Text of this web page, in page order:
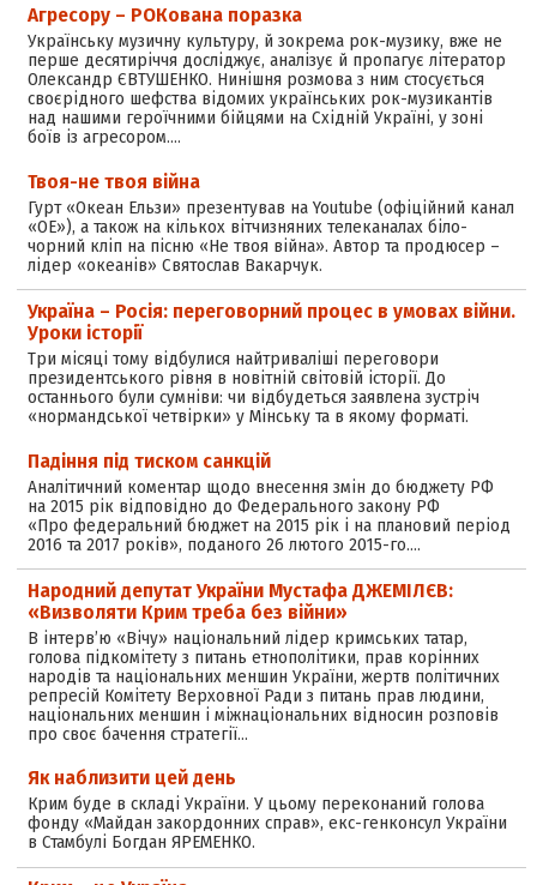
Агресору – РОКована поразка
Українську музичну культуру, й зокрема рок-музику, вже не
перше десятиріччя досліджує, аналізує й пропагує літератор
Олександр ЄВТУШЕНКО. Нинішня розмова з ним стосується
своєрідного шефства відомих українських рок-музикантів
над нашими героїчними бійцями на Східній Україні, у зоні
боїв із агресором.…
Твоя-не твоя війна
Гурт «Океан Ельзи» презентував на Youtube (офіційний канал
«ОЕ»), а також на кількох вітчизняних телеканалах біло-
чорний кліп на пісню «Не твоя війна». Автор та продюсер –
лідер «океанів» Святослав Вакарчук.
Україна – Росія: переговорний процес в умовах війни.
Уроки історії
Три місяці тому відбулися найтриваліші переговори
президентського рівня в новітній світовій історії. До
останнього були сумніви: чи відбудеться заявлена зустріч
«нормандської четвірки» у Мінську та в якому форматі.
Падіння під тиском санкцій
Аналітичний коментар щодо внесення змін до бюджету РФ
на 2015 рік відповідно до Федерального закону РФ
«Про федеральний бюджет на 2015 рік і на плановий період
2016 та 2017 років», поданого 26 лютого 2015-го.…
Народний депутат України Мустафа ДЖЕМІЛЄВ:
«Визволяти Крим треба без війни»
В інтерв’ю «Вічу» національний лідер кримських татар,
голова підкомітету з питань етнополітики, прав корінних
народів та національних меншин України, жертв політичних
репресій Комітету Верховної Ради з питань прав людини,
національних меншин і міжнаціональних відносин розповів
про своє бачення стратегії…
Як наблизити цей день
Крим буде в складі України. У цьому переконаний голова
фонду «Майдан закордонних справ», екс-генконсул України
в Стамбулі Богдан ЯРЕМЕНКО.